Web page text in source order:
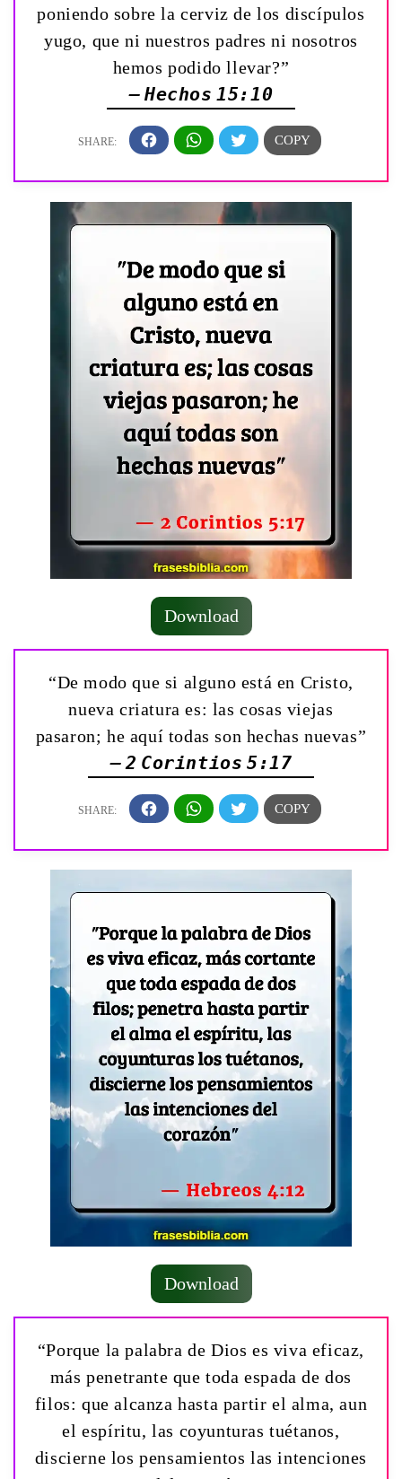
poniendo sobre la cerviz de los discípulos
yugo, que ni nuestros padres ni nosotros
hemos podido llevar?”
— Hechos 15:10
Download
“De modo que si alguno está en Cristo,
nueva criatura es: las cosas viejas
pasaron; he aquí todas son hechas nuevas”
— 2 Corintios 5:17
Download
“Porque la palabra de Dios es viva eficaz,
más penetrante que toda espada de dos
filos: que alcanza hasta partir el alma, aun
el espíritu, las coyunturas tuétanos,
discierne los pensamientos las intenciones